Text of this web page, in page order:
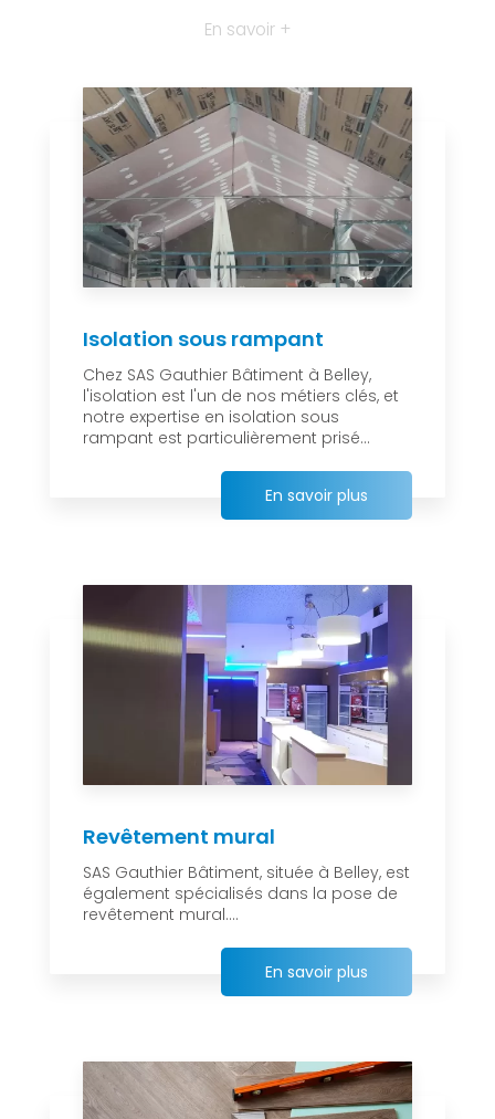
En savoir +
Isolation sous rampant
Chez SAS Gauthier Bâtiment à Belley,
l'isolation est l'un de nos métiers clés, et
notre expertise en isolation sous
rampant est particulièrement prisé...
En savoir plus
Revêtement mural
SAS Gauthier Bâtiment, située à Belley, est
également spécialisés dans la pose de
revêtement mural....
En savoir plus